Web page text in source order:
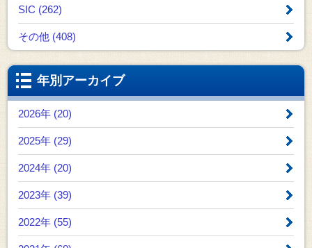
SIC (262)
その他 (408)
年別アーカイブ
2026年 (20)
2025年 (29)
2024年 (20)
2023年 (39)
2022年 (55)